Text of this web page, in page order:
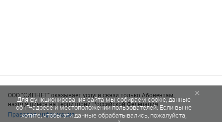
ООО "СИПНЕТ" оказывает услуги связи только Абонентам,
находящимся на территории Российской Федерации.
Правовая информация
Для функционирования сайта мы собираем cookie, данные
об IP-адресе и местоположении пользователей. Если вы не
хотите, чтобы эти данные обрабатывались, пожалуйста,
×